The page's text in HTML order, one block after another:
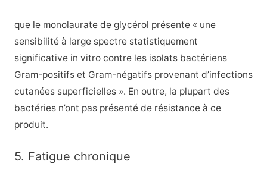
que le monolaurate de glycérol présente « une
sensibilité à large spectre statistiquement
significative in vitro contre les isolats bactériens
Gram-positifs et Gram-négatifs provenant d’infections
cutanées superficielles ». En outre, la plupart des
bactéries n’ont pas présenté de résistance à ce
produit.
5. Fatigue chronique